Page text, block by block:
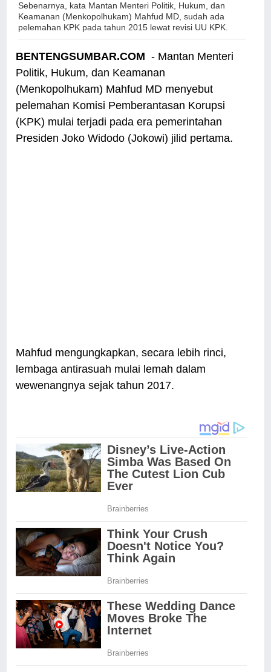
Sebenarnya, kata Mantan Menteri Politik, Hukum, dan
Keamanan (Menkopolhukam) Mahfud MD , sudah ada
pelemahan KPK pada tahun 2015 lewat revisi UU KPK.
BENTENGSUMBAR.COM - Mantan Menteri
Politik, Hukum, dan Keamanan
(Menkopolhukam) Mahfud MD menyebut
pelemahan Komisi Pemberantasan Korupsi
(KPK) mulai terjadi pada era pemerintahan
Presiden Joko Widodo (Jokowi) jilid pertama.
Mahfud mengungkapkan, secara lebih rinci,
lembaga antirasuah mulai lemah dalam
wewenangnya sejak tahun 2017.